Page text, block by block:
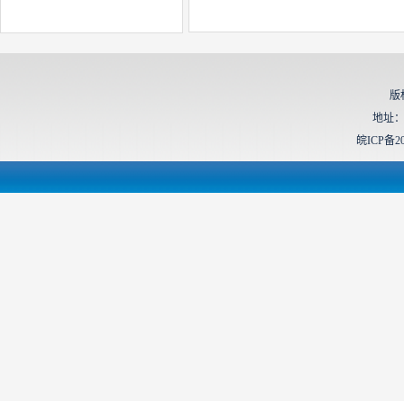
版
地址
皖ICP备